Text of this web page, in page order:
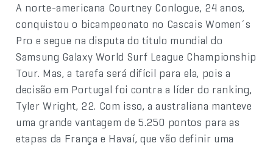
A norte-americana Courtney Conlogue, 24 anos,
conquistou o bicampeonato no Cascais Women´s
Pro e segue na disputa do título mundial do
Samsung Galaxy World Surf League Championship
Tour. Mas, a tarefa será difícil para ela, pois a
decisão em Portugal foi contra a líder do ranking,
Tyler Wright, 22. Com isso, a australiana manteve
uma grande vantagem de 5.250 pontos para as
etapas da França e Havaí, que vão definir uma